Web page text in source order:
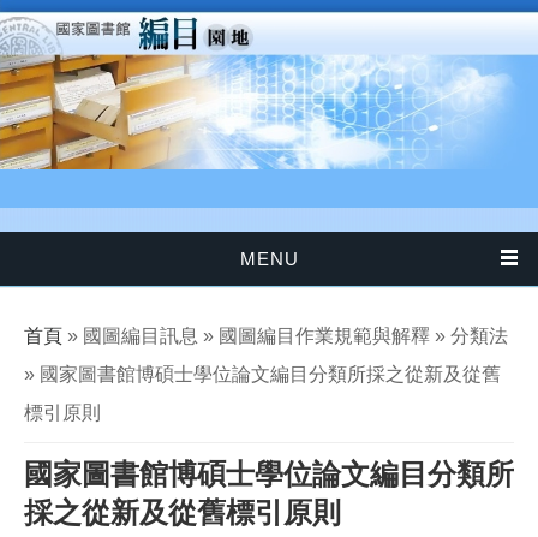
移至主內容
MENU
您在這裡
首頁 » 國圖編目訊息 » 國圖編目作業規範與解釋 » 分類法
» 國家圖書館博碩士學位論文編目分類所採之從新及從舊
標引原則
國家圖書館博碩士學位論文編目分類所
採之從新及從舊標引原則